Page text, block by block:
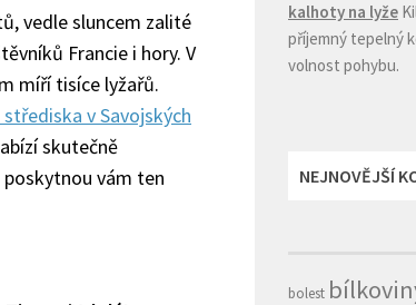
vedle sluncem zalité
Francie i hory. V
míří tisíce lyžařů.
v Savojských
skutečně
vám ten
kalhoty na lyže
příjemný tepelný
volnost pohybu.
NEJNOVĚJŠÍ
bolest